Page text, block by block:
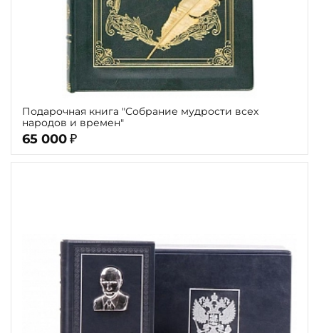
Подарочная книга "Собрание мудрости всех
народов и времен"
65 000 ₽